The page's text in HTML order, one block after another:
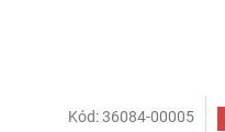
Kód:36084-00005